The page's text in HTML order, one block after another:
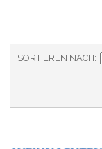
SORTIEREN NACH